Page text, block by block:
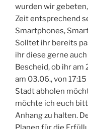
wurden wir
Zeit entsprechend
Smartphones,
Solltet ihr bereits
ihr diese gerne
Bescheid, ob ihr am
am 03.06., von
Stadt abholen
möchte ich euch
Anhang zu halten.